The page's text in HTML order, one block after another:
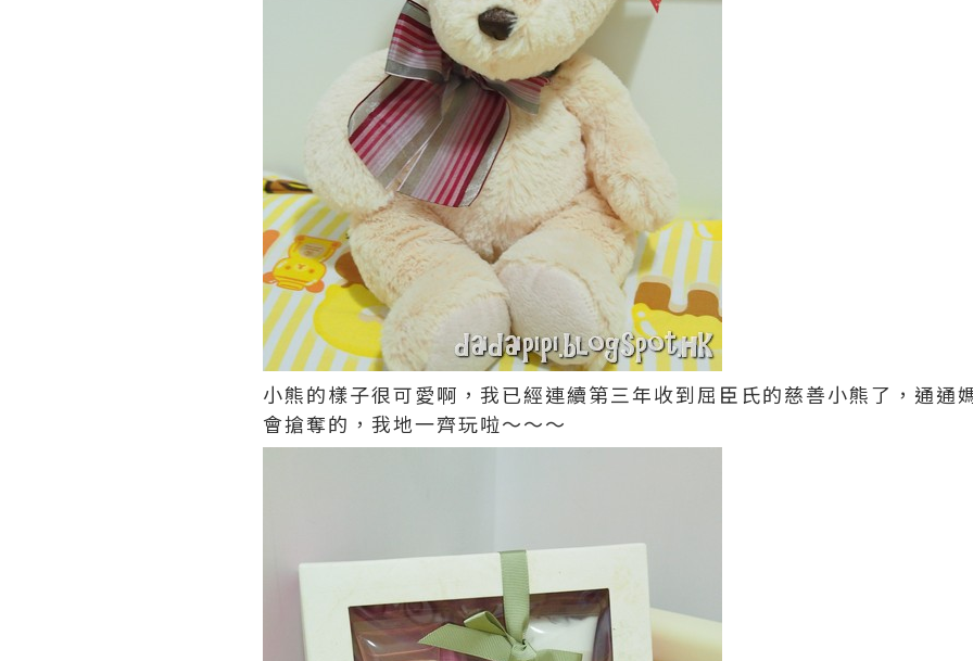
小熊的樣子很可愛啊，我已經連續第三年收到屈臣氏的慈善小熊了，通通
會搶奪的，我地一齊玩啦～～～